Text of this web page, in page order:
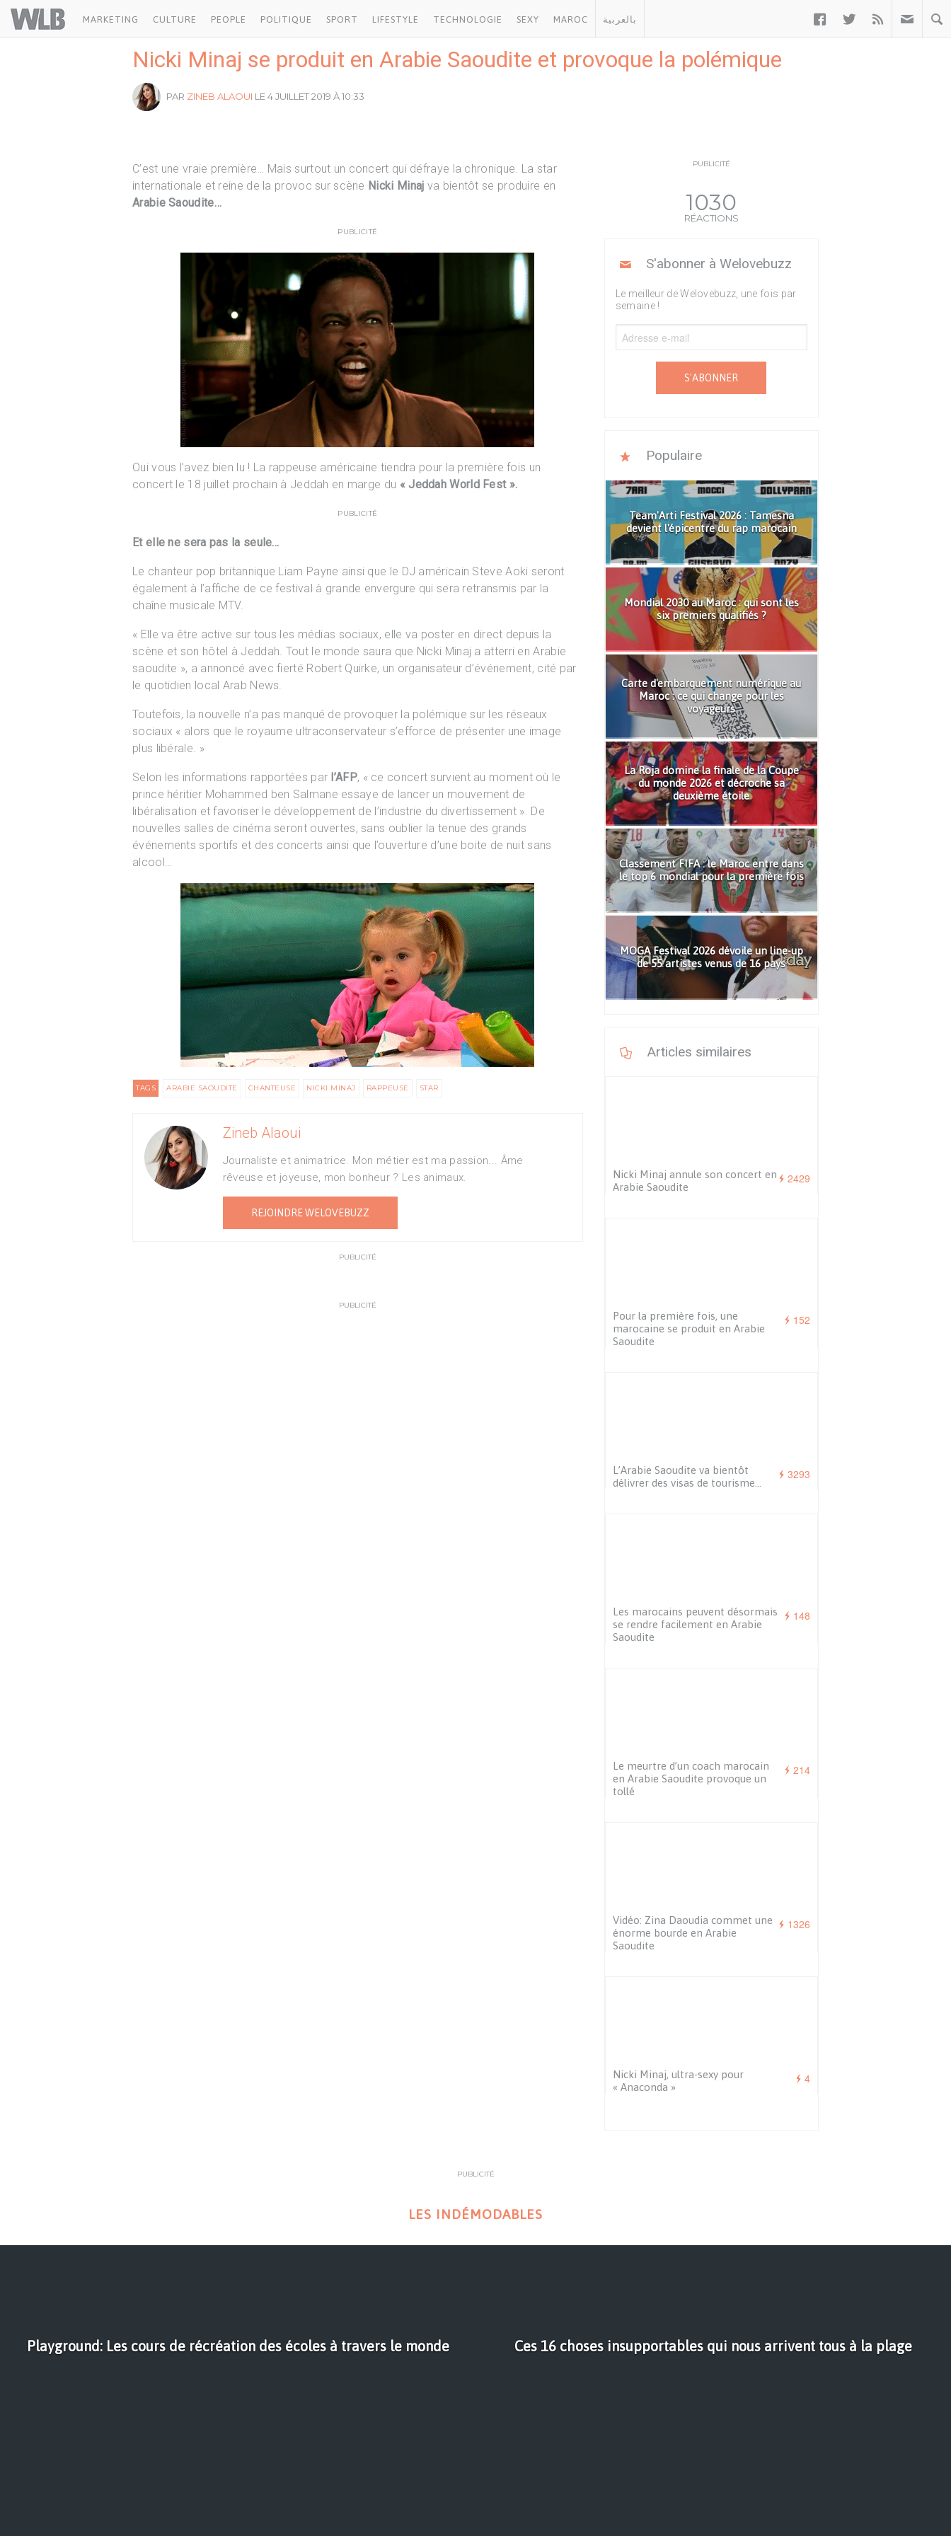
Welovebuzz
MARKETING CULTURE PEOPLE POLITIQUE SPORT LIFESTYLE TECHNOLOGIE SEXY MAROC بالعربية   
Nicki Minaj se produit en Arabie Saoudite et provoque la polémique
PAR ZINEB ALAOUI LE 4 JUILLET 2019 À 10:33
C’est une vraie première… Mais surtout un concert qui défraye la chronique. La star
internationale et reine de la provoc sur scène Nicki Minaj va bientôt se produire en
Arabie Saoudite…
PUBLICITÉ
Oui vous l’avez bien lu ! La rappeuse américaine tiendra pour la première fois un
concert le 18 juillet prochain à Jeddah en marge du « Jeddah World Fest ».
PUBLICITÉ
Et elle ne sera pas la seule…
Le chanteur pop britannique Liam Payne ainsi que le DJ américain Steve Aoki seront
également à l’affiche de ce festival à grande envergure qui sera retransmis par la
chaîne musicale MTV.
« Elle va être active sur tous les médias sociaux, elle va poster en direct depuis la
scène et son hôtel à Jeddah. Tout le monde saura que Nicki Minaj a atterri en Arabie
saoudite », a annoncé avec fierté Robert Quirke, un organisateur d’événement, cité par
le quotidien local Arab News.
Toutefois, la nouvelle n’a pas manqué de provoquer la polémique sur les réseaux
sociaux « alors que le royaume ultraconservateur s’efforce de présenter une image
plus libérale. »
Selon les informations rapportées par l’AFP, « ce concert survientau moment où le
prince héritier Mohammed ben Salmane essaye de lancer un mouvement de
libéralisation et favoriser le développement de l’industrie du divertissement ». De
nouvelles salles de cinéma seront ouvertes, sans oublier la tenue des grands
événements sportifs et des concerts ainsi que l’ouverture d’une boite de nuit sans
alcool…
TAGS ARABIE SAOUDITE CHANTEUSE NICKI MINAJ RAPPEUSE STAR
Zineb Alaoui
Journaliste et animatrice. Mon métier est ma passion... Âme
rêveuse et joyeuse, mon bonheur ? Les animaux.
REJOINDRE WELOVEBUZZ
PUBLICITÉ
PUBLICITÉ
PUBLICITÉ
1030
RÉACTIONS
S'abonner à Welovebuzz
Le meilleur de Welovebuzz, une fois par
semaine !
S'ABONNER
Populaire
Team'Arti Festival 2026 : Tamesna
devient l'épicentre du rap marocain
Mondial 2030 au Maroc : qui sont les
six premiers qualifiés ?
Carte d'embarquement numérique au
Maroc : ce qui change pour les
voyageurs
La Roja domine la finale de la Coupe
du monde 2026 et décroche sa
deuxième étoile
Classement FIFA : le Maroc entre dans
le top 6 mondial pour la première fois
MOGA Festival 2026 dévoile un line-up
de 55 artistes venus de 16 pays
Articles similaires
2429
Nicki Minaj annule son concert en
Arabie Saoudite
152
Pour la première fois, une
marocaine se produit en Arabie
Saoudite
3293
L’Arabie Saoudite va bientôt
délivrer des visas de tourisme…
148
Les marocains peuvent désormais
se rendre facilement en Arabie
Saoudite
214
Le meurtre d’un coach marocain
en Arabie Saoudite provoque un
tollé
1326
Vidéo: Zina Daoudia commet une
énorme bourde en Arabie
Saoudite
4
Nicki Minaj, ultra-sexy pour
« Anaconda »
PUBLICITÉ
LES INDÉMODABLES
Playground: Les cours de récréation des écoles à travers le monde Ces 16 choses insupportables qui nous arrivent tous à la plage